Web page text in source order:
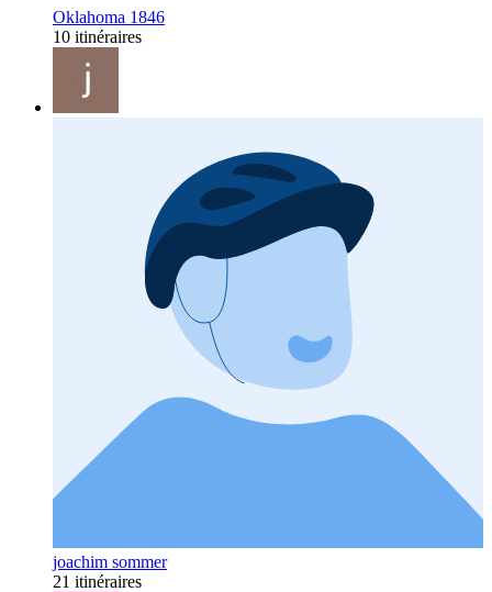
Oklahoma 1846
10 itinéraires
joachim sommer
21 itinéraires